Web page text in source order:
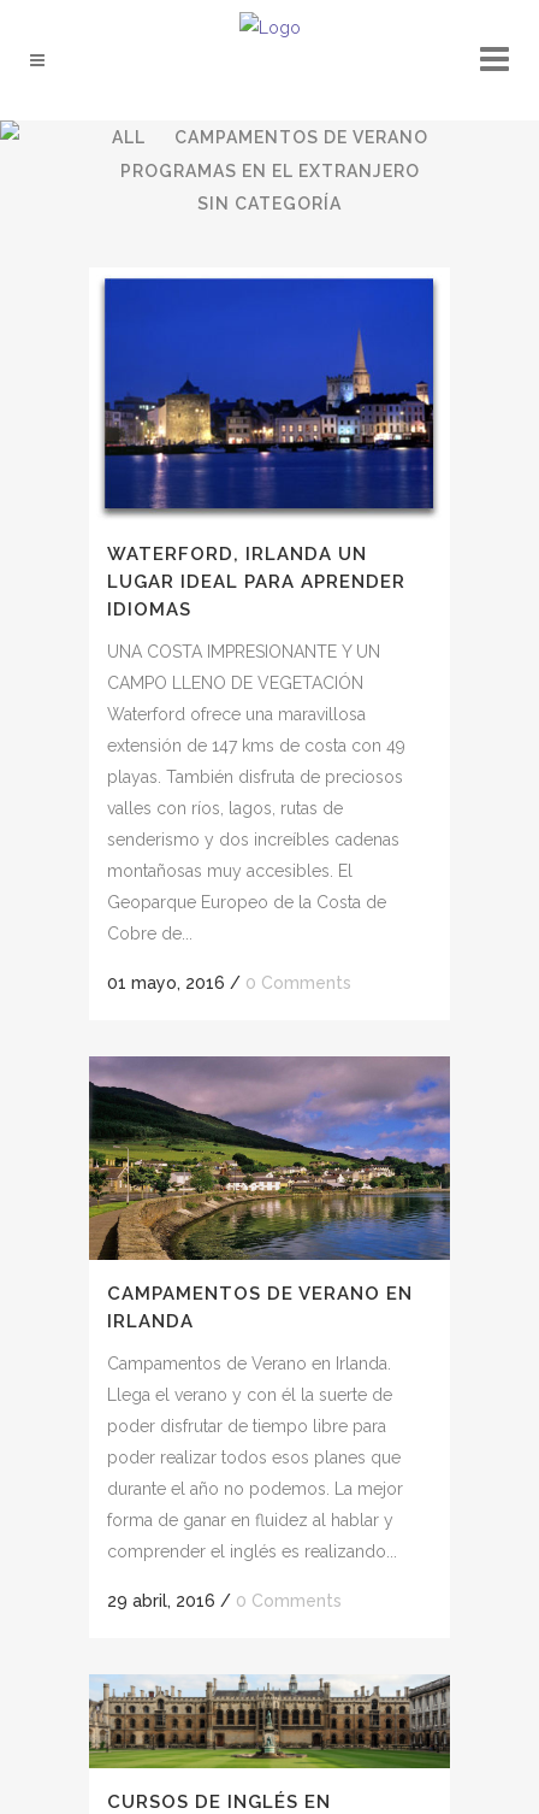
ALL
CAMPAMENTOS DE VERANO
PROGRAMAS EN EL EXTRANJERO
SIN CATEGORÍA
WATERFORD, IRLANDA UN
LUGAR IDEAL PARA APRENDER
IDIOMAS
UNA COSTA IMPRESIONANTE Y UN
CAMPO LLENO DE VEGETACIÓN
Waterford ofrece una maravillosa
extensión de 147 kms de costa con 49
playas. También disfruta de preciosos
valles con ríos, lagos, rutas de
senderismo y dos increíbles cadenas
montañosas muy accesibles. El
Geoparque Europeo de la Costa de
Cobre de...
01 mayo, 2016 / 0 Comments
CAMPAMENTOS DE VERANO EN
IRLANDA
Campamentos de Verano en Irlanda.
Llega el verano y con él la suerte de
poder disfrutar de tiempo libre para
poder realizar todos esos planes que
durante el año no podemos. La mejor
forma de ganar en fluidez al hablar y
comprender el inglés es realizando...
29 abril, 2016 / 0 Comments
CURSOS DE INGLÉS EN